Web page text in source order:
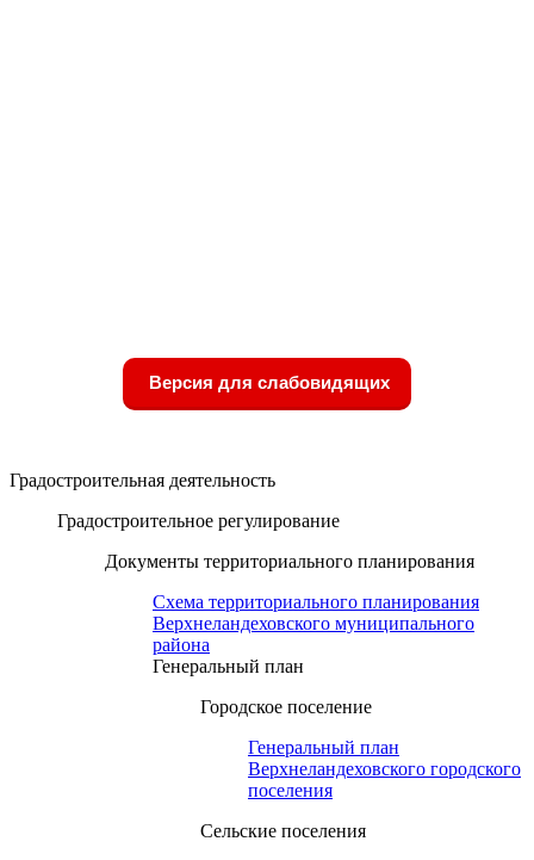
Версия для слабовидящих
Градостроительная деятельность
Градостроительное регулирование
Документы территориального планирования
Схема территориального планирования
Верхнеландеховского муниципального
района
Генеральный план
Городское поселение
Генеральный план
Верхнеландеховского городского
поселения
Сельские поселения